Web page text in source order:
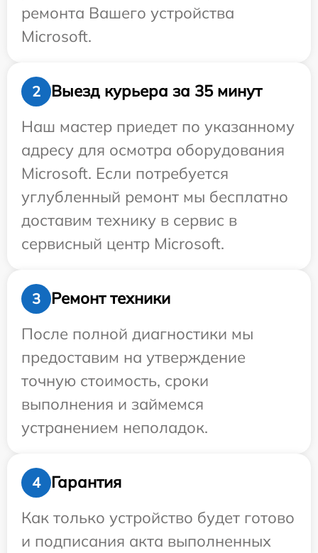
ремонта Вашего устройства
Microsoft.
2
Выезд курьера за 35 минут
Наш мастер приедет по указанному
адресу для осмотра оборудования
Microsoft. Если потребуется
углубленный ремонт мы бесплатно
доставим технику в сервис в
сервисный центр Microsoft.
3
Ремонт техники
После полной диагностики мы
предоставим на утверждение
точную стоимость, сроки
выполнения и займемся
устранением неполадок.
4
Гарантия
Как только устройство будет готово
и подписания акта выполненных